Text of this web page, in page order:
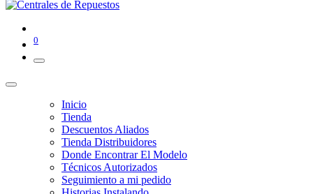
0
Inicio
Tienda
Descuentos Aliados
Tienda Distribuidores
Donde Encontrar El Modelo
Técnicos Autorizados
Seguimiento a mi pedido